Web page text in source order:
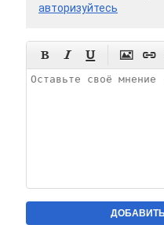
авторизуйтесь
    